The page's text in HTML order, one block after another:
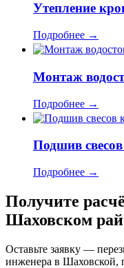
Утепление
Подробнее →
Монтаж
Подробнее →
Подшив
Подробнее →
Получите
Шаховском
Оставьте заявку —
инженера в Шаховской,